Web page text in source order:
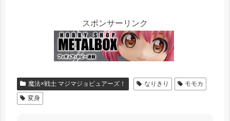
スポンサーリンク
魔法×戦士 マジマジョピュアーズ！ なりきり
モモカ
変身